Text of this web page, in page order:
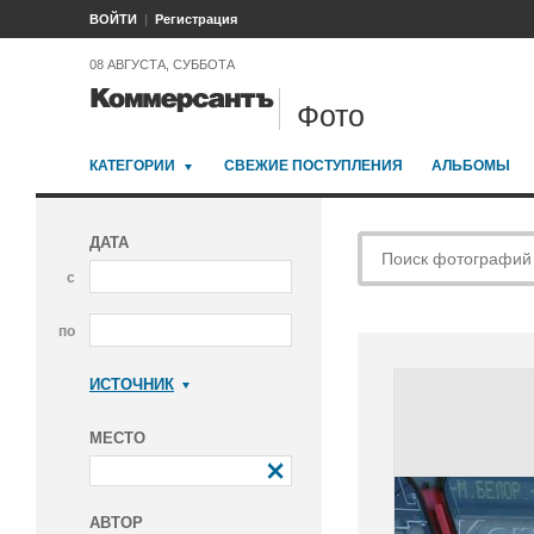
ВОЙТИ Регистрация
08 АВГУСТА, СУББОТА
Фото
КАТЕГОРИИ СВЕЖИЕ ПОСТУПЛЕНИЯ АЛЬБОМЫ
ДАТА
с
по
ИСТОЧНИК
МЕСТО
АВТОР